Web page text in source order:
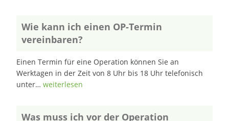
Wie kann ich einen OP-Termin
vereinbaren?
Einen Termin für eine Operation können Sie an
Werktagen in der Zeit von 8 Uhr bis 18 Uhr telefonisch
unter…weiterlesen
Was muss ich vor der Operation